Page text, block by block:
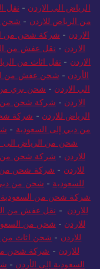
من الرياض للأردن -شحن
الرياض الى الاردن -نقل
من الرياض للاردن-شحن
الاردن-شركة شحن من
الاردن-نقل عفش من
الاردن- نقل اثاث من
الأردن-شحن عفش من
الي الاردن-شحن بري من
الاردن
-شركة شحن من
الرياض للاردن-شركة
من دبي إلى السعودية -
شحن من الرياض الى
للاردن- شركة شحن من
للاردن-شركة شحن من
للسعودية-شحن من دبي
شركة شحن من السعودية
للاردن- نقل عفش من
للاردن-شحن من
للاردن- شحن اثاث من
للاردن-شركة شحن من